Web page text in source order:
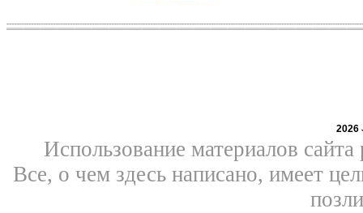
2026
Использование материалов
Все, о чем здесь написано, имеет